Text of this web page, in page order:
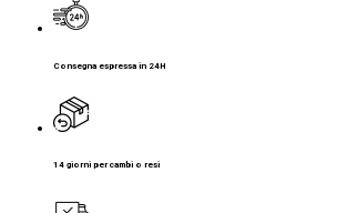
Consegna espressa in 24H
14 giorni per cambi o resi